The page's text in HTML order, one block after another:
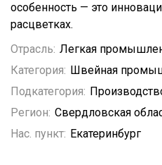
особенность — это
расцветках.
Отрасль: Легкая
Категория: Швейная
Подкатегория:
Регион: Свердловская
Нас. пункт: Екатеринбург